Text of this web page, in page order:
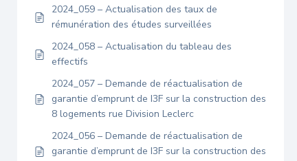
2024_059 – Actualisation des taux de
rémunération des études surveillées
2024_058 – Actualisation du tableau des
effectifs
2024_057 – Demande de réactualisation de
garantie d’emprunt de I3F sur la construction des
8 logements rue Division Leclerc
2024_056 – Demande de réactualisation de
garantie d’emprunt de I3F sur la construction des